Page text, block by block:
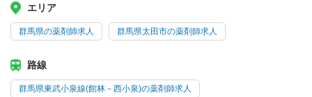
エリア
群馬県の薬剤師求人 群馬県太田市の薬剤師求人
路線
群馬県東武小泉線(館林－西小泉)の薬剤師求人